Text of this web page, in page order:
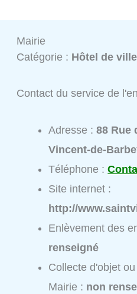
Mairie
Catégorie : Hôtel de ville
Contact du service de
Adresse :88 Rue
Vincent-de-
Téléphone :
Site internet :
http://
Enlèvement des
renseigné
Collecte d'objet
Mairie : non